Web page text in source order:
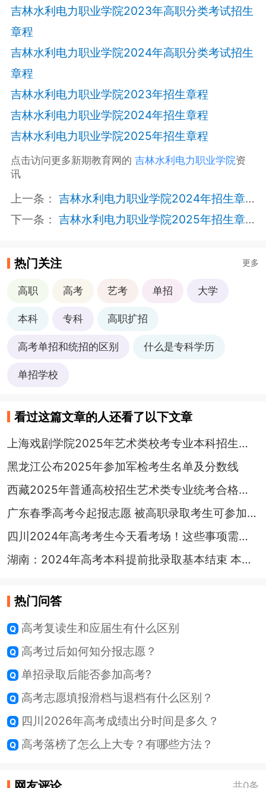
吉林水利电力职业学院2023年高职分类考试招生
章程
吉林水利电力职业学院2024年高职分类考试招生
章程
吉林水利电力职业学院2023年招生章程
吉林水利电力职业学院2024年招生章程
吉林水利电力职业学院2025年招生章程
点击访问更多新期教育网的 吉林水利电力职业学院资
讯
上一条： 吉林水利电力职业学院2024年招生章程
下一条： 吉林水利电力职业学院2025年招生章程
热门关注 更多
高职 高考 艺考 单招 大学
本科 专科 高职扩招
高考单招和统招的区别 什么是专科学历
单招学校
看过这篇文章的人还看了以下文章
上海戏剧学院2025年艺术类校考专业本科招生简章
黑龙江公布2025年参加军检考生名单及分数线
西藏2025年普通高校招生艺术类专业统考合格分数线公布
广东春季高考今起报志愿 被高职录取考生可参加夏季高考本科招生录取
四川2024年高考考生今天看考场！这些事项需注意
湖南：2024年高考本科提前批录取基本结束 本科批录取开始
热门问答
高考复读生和应届生有什么区别
高考过后如何知分报志愿？
单招录取后能否参加高考?
高考志愿填报滑档与退档有什么区别？
四川2026年高考成绩出分时间是多久？
高考落榜了怎么上大专？有哪些方法？
共0条